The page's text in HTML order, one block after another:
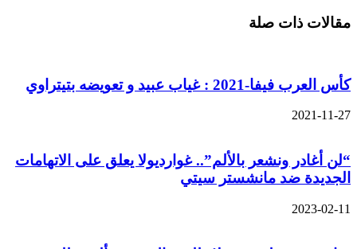
ذات صلة
العرب فيفا-2021 : غياب عبيد و تعويضه بتيتراوي
2021-11-
أغادر ونشعر بالألم”.. غوارديولا يعلق على الاتهامات
ضد مانشستر سيتي
2023-02-